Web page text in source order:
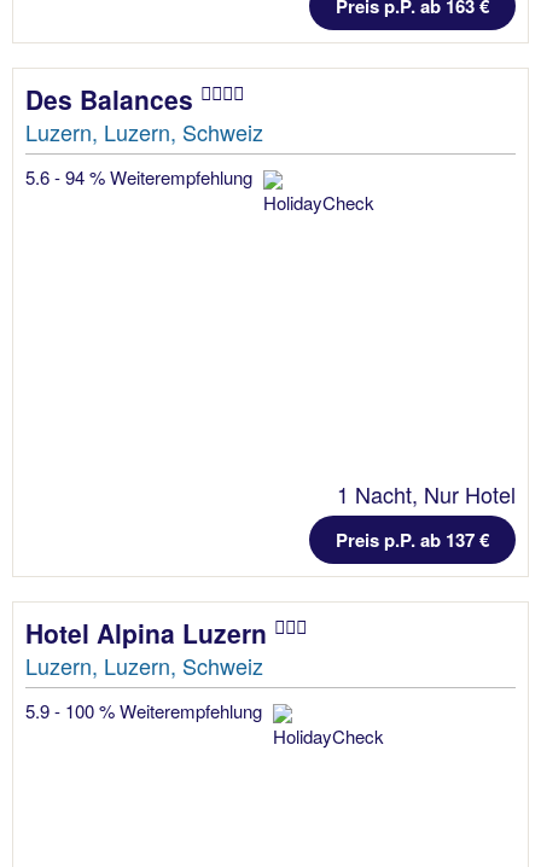
Preis p.P. ab 163 €
Des Balances
Luzern, Luzern, Schweiz
5.6 - 94 % Weiterempfehlung
1 Nacht, Nur Hotel
Preis p.P. ab 137 €
Hotel Alpina Luzern
Luzern, Luzern, Schweiz
5.9 - 100 % Weiterempfehlung